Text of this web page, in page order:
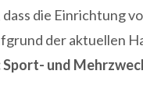
die Einrichtung
der aktuellen
und